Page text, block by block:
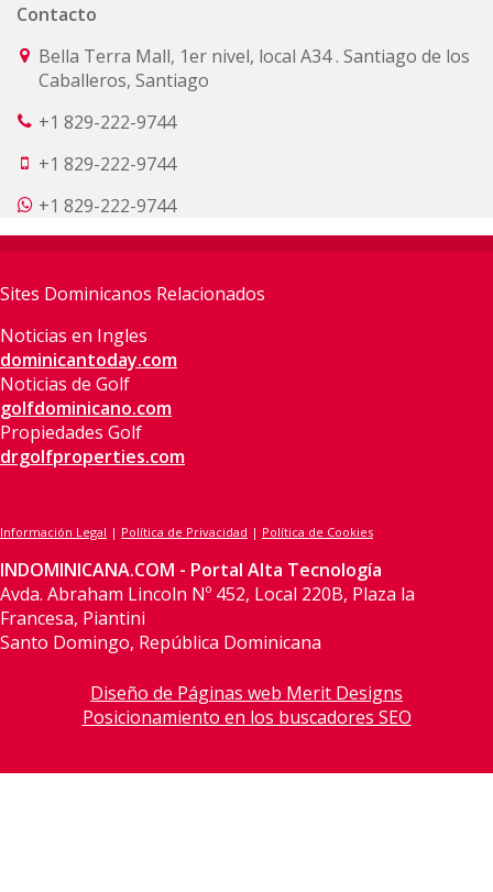
Contacto
Bella Terra Mall, 1er nivel, local A34 . Santiago de los
Caballeros, Santiago
+1 829-222-9744
+1 829-222-9744
+1 829-222-9744
Sites Dominicanos Relacionados
Noticias en Ingles
dominicantoday.com
Noticias de Golf
golfdominicano.com
Propiedades Golf
drgolfproperties.com
Información Legal | Política de Privacidad | Política de Cookies
INDOMINICANA.COM - Portal Alta Tecnología
Avda. Abraham Lincoln Nº 452, Local 220B, Plaza la
Francesa, Piantini
Santo Domingo, República Dominicana
Diseño de Páginas web Merit Designs
Posicionamiento en los buscadores SEO